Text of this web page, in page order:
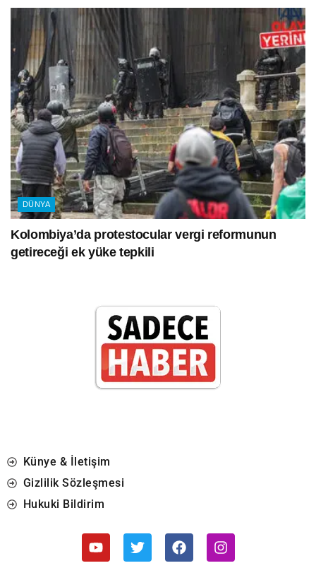
DÜNYA
Kolombiya’da protestocular vergi reformunun
getireceği ek yüke tepkili
Künye & İletişim
Gizlilik Sözleşmesi
Hukuki Bildirim